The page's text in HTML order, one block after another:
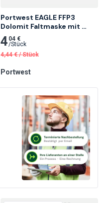
Portwest EAGLE FFP3
Dolomit Faltmaske mit
Ventil, Weiß 10 Stk.
4 04 €
/Stück
4,44 € /Stück
Portwest